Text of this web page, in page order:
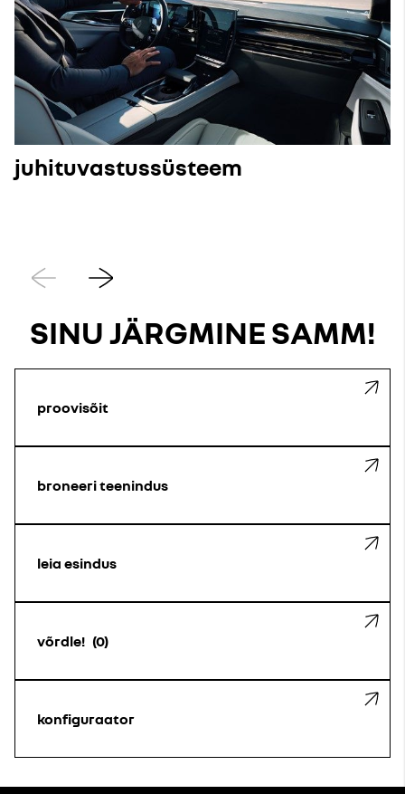
juhituvastussüsteem
Eelmine
SINU JÄRGMINE SAMM!
proovisõit
broneeri teenindus
leia esindus
võrdle! 0
konfiguraator